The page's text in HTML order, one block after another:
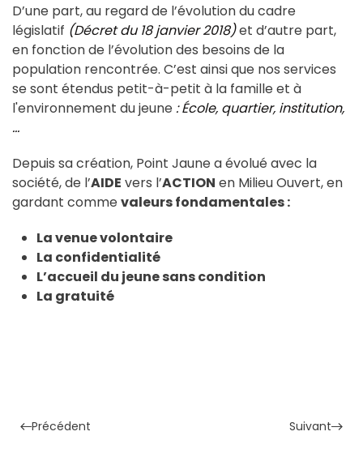
D’une part, au regard de l’évolution du cadre
législatif (Décret du 18 janvier 2018)et d’autre part,
en fonction de l’évolution des besoins de la
population rencontrée. C’est ainsi que nos services
se sont étendus petit-à-petit à la famille et à
l'environnement du jeune : École, quartier, institution,
…
Depuis sa création, Point Jaune a évolué avec la
société, de l’AIDE vers l’ACTION en Milieu Ouvert, en
gardant commevaleurs fondamentales :
La venue volontaire
La confidentialité
L’accueil du jeune sans condition
La gratuité
Précédent Suivant